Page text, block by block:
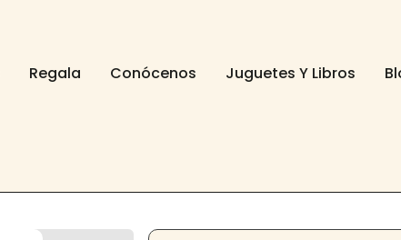
Regala Conócenos Juguetes Y Libros